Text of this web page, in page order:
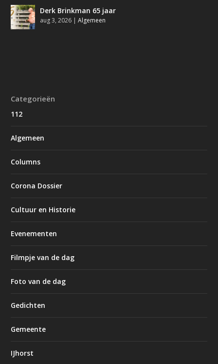
Derk Brinkman 65 jaar
aug 3, 2026 |Algemeen
Categorieën
112
Algemeen
Columns
Corona Dossier
Cultuur en Historie
Evenementen
Filmpje van de dag
Foto van de dag
Gedichten
Gemeente
IJhorst